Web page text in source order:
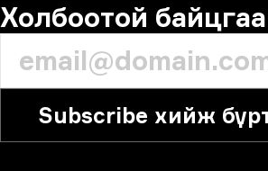
Холбоотой
Subscribe хийж